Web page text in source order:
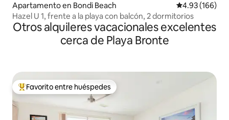
Apartamento en Bondi Beach Calificación
4.93 (166)
Hazel U 1, frente a la playa con balcón, 2 dormitorios
Otros alquileres vacacionales excelentes
cerca de Playa Bronte
Favorito entre huéspedes preferido
Favorito entre huéspedes